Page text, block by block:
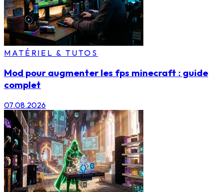
MATÉRIEL & TUTOS
Mod pour augmenter les fps minecraft : guide
complet
07.08.2026